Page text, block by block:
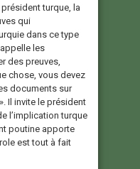
turque, la
qui
dans ce type
les
des preuves,
chose, vous devez
documents sur
Il invite le président
l’implication turque
poutine apporte
est tout à fait